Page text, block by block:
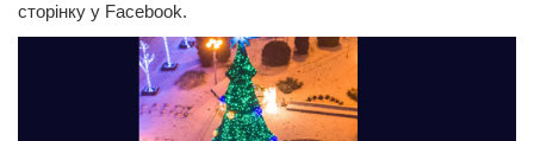
сторінку у Facebook.